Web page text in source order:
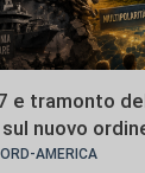
e tramonto
nuovo
AMERICA